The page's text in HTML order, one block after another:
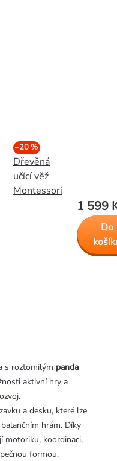
–20 %
Dřevěná
učící věž
Montessori
1 599
Do
s roztomilým panda
aktivní hry a
a desku, které lze
hrám. Díky
motoriku, koordinaci,
formou.